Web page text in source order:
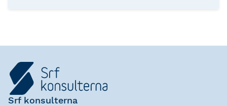
Srf konsulterna